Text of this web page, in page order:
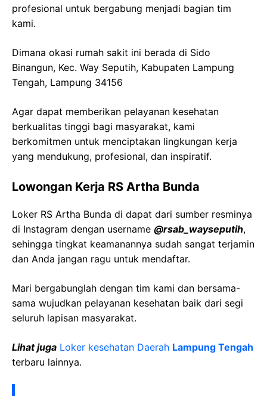
profesional untuk bergabung menjadi bagian tim
kami.
Dimana okasi rumah sakit ini berada di Sido
Binangun, Kec. Way Seputih, Kabupaten Lampung
Tengah, Lampung 34156
Agar dapat memberikan pelayanan kesehatan
berkualitas tinggi bagi masyarakat, kami
berkomitmen untuk menciptakan lingkungan kerja
yang mendukung, profesional, dan inspiratif.
Lowongan Kerja RS Artha Bunda
Loker RS Artha Bunda di dapat dari sumber resminya
di Instagram dengan username @rsab_wayseputih,
sehingga tingkat keamanannya sudah sangat terjamin
dan Anda jangan ragu untuk mendaftar.
Mari bergabunglah dengan tim kami dan bersama-
sama wujudkan pelayanan kesehatan baik dari segi
seluruh lapisan masyarakat.
Lihat juga Loker kesehatan Daerah Lampung Tengah
terbaru lainnya.